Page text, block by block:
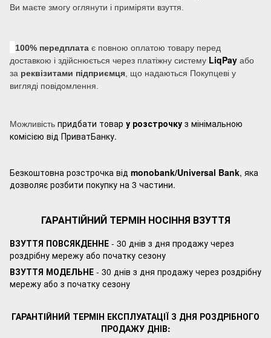
Ви маєте змогу оглянути і приміряти взуття.
100% передплата є повною оплатою товару перед
доставкою і здійснюється через платіжну систему LiqPay або
за реквізитами підприємця , що надаються Покупцеві у
вигляді повідомлення.
Можливість придбати товар у розстрочку з мінімальною
комісією від ПриватБанку.
Безкоштовна розстрочка від monobank/Universal Bank, яка
дозволяє розбити покупку на 3 частини.
ГАРАНТІЙНИЙ ТЕРМІН НОСІННЯ ВЗУТТЯ
ВЗУТТЯ ПОВСЯКДЕННЕ - 30 днів з дня продажу через
роздрібну мережу або початку сезону
ВЗУТТЯ МОДЕЛЬНЕ - 30 днів з дня продажу через роздрібну
мережу або з початку сезону
ГАРАНТІЙНИЙ ТЕРМІН ЕКСПЛУАТАЦІЇ З ДНЯ РОЗДРІБНОГО
ПРОДАЖУ ДНІВ: